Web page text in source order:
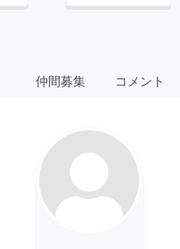
仲間募集 コメント